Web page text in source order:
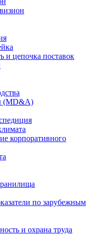
и цепочка поставок
(MD&A)
корпоративного
по зарубежным
и охрана труда